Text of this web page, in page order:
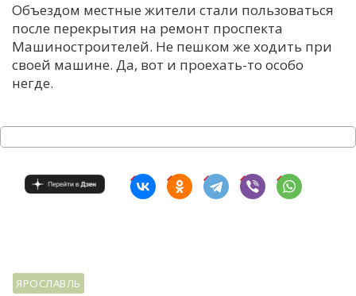
К
Т
Ч
Объездом местные жители стали пользоваться
после перекрытия на ремонт проспекта
Машиностроителей. Не пешком же ходить при
своей машине. Да, вот и проехать-то особо
негде.
ЯРОСЛАВЛЬ